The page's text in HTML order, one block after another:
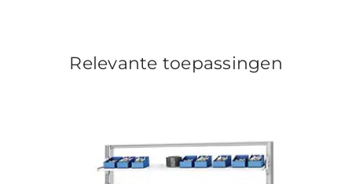
Relevante toepassingen